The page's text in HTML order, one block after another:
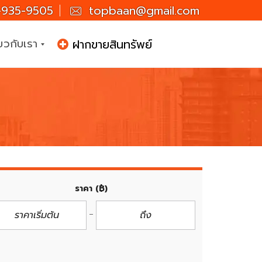
9505 topbaan@gmail.com
วกับเรา ฝากขายสินทรัพย์
ราคา (฿)